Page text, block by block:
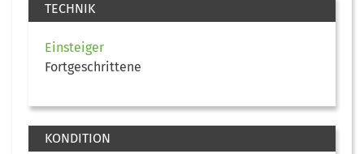
TECHNIK
Einsteiger
Fortgeschrittene
KONDITION